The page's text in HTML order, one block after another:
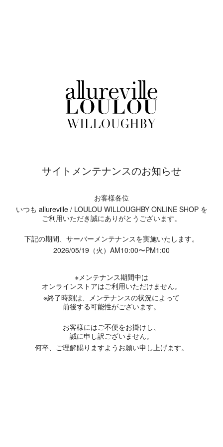
サイトメンテナンスのお知らせ
お客様各位
いつも allureville / LOULOU WILLOUGHBY ONLINE SHOP を
ご利用いただき誠にありがとうございます。
下記の期間、サーバーメンテナンスを実施いたします。
2026/05/19（火）AM10:00〜PM1:00
※メンテナンス期間中は
オンラインストアはご利用いただけません。
※終了時刻は、メンテナンスの状況によって
前後する可能性がございます。
お客様にはご不便をお掛けし、
誠に申し訳ございません。
何卒、ご理解賜りますようお願い申し上げます。